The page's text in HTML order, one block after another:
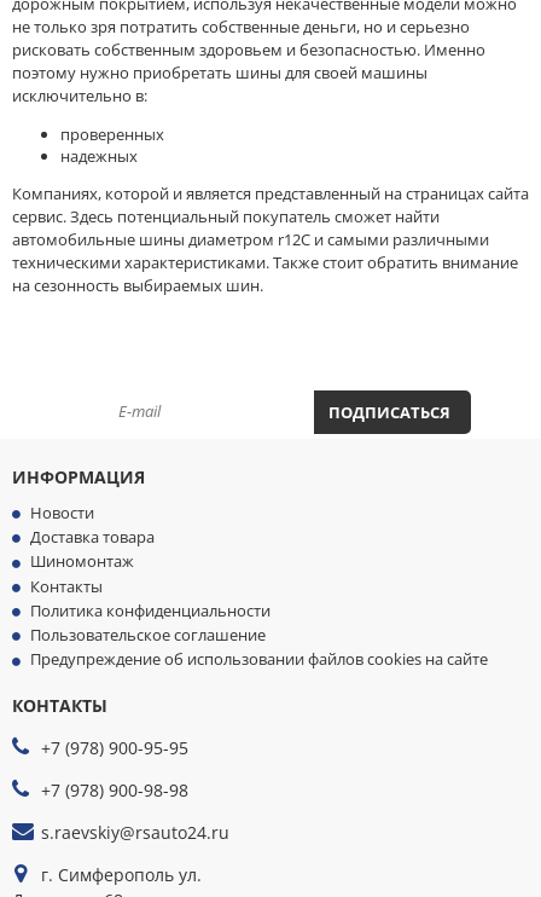
TRACMAX
Trelleborg
Tunga
TYREX ALL STEEL
Unigrip
UNISTAR
Viatti
VOLTYRE
VREDESTEIN
WATERFALL
ZETA
АШК
Белшина
Волтайр-Пром
Кама
Нижнекамск
Омск
Омскшина
ОШЗ
ЦМК Ярославль
не только зря потратить собственные деньги, но и серьезно
рисковать собственным здоровьем и безопасностью. Именно
поэтому нужно приобретать шины для своей машины
исключительно в:
проверенных
надежных
Компаниях, которой и является представленный на страницах сайта
сервис. Здесь потенциальный покупатель сможет найти
автомобильные шины диаметром r12C и самыми различными
техническими характеристиками. Также стоит обратить внимание
на сезонность выбираемых шин.
ПОДПИСАТЬСЯ
ИНФОРМАЦИЯ
Новости
Доставка товара
Шиномонтаж
Контакты
Политика конфиденциальности
Пользовательское соглашение
Предупреждение об использовании файлов cookies на сайте
КОНТАКТЫ
+7 (978) 900-95-95
+7 (978) 900-98-98
s.raevskiy@rsauto24.ru
г. Симферополь ул.